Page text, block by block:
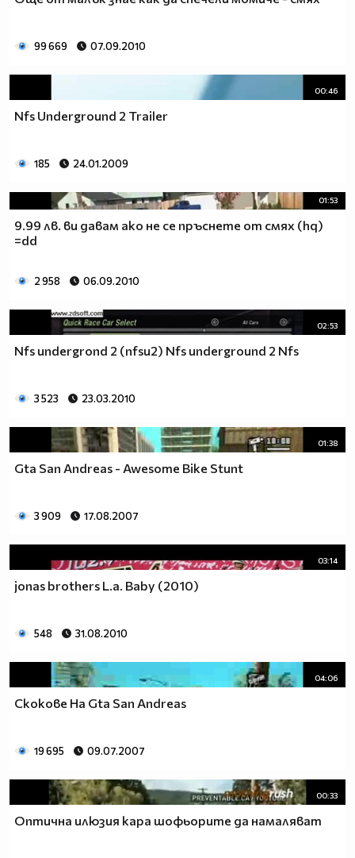
99 669 07.09.2010
00:46
Nfs Underground 2 Trailer
185 24.01.2009
01:53
9.99 лв. ви давам ако не се пръснете от смях (hq)
=dd
2 958 06.09.2010
02:53
Nfs undergrond 2 (nfsu2) Nfs underground 2 Nfs
3 523 23.03.2010
01:38
Gta San Andreas - Awesome Bike Stunt
3 909 17.08.2007
03:14
jonas brothers L.a. Baby (2010)
548 31.08.2010
04:06
Скокове На Gta San Andreas
19 695 09.07.2007
00:33
Оптична илюзия кара шофьорите да намаляват